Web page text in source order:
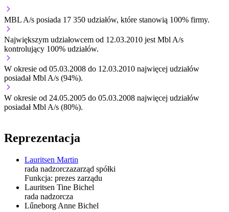
MBL A/s posiada 17 350 udziałów, które stanowią 100% firmy.
Największym udziałowcem od 12.03.2010 jest Mbl A/s
kontrolujący 100% udziałów.
W okresie od 05.03.2008 do 12.03.2010 najwięcej udziałów
posiadał Mbl A/s (94%).
W okresie od 24.05.2005 do 05.03.2008 najwięcej udziałów
posiadał Mbl A/s (80%).
Reprezentacja
Lauritsen Martin
rada nadzorczazarząd spółki
Funkcja: prezes zarządu
Lauritsen Tine Bichel
rada nadzorcza
Lűneborg Anne Bichel